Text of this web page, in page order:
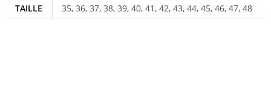
TAILLE 35, 36, 37, 38, 39, 40, 41, 42, 43, 44, 45, 46, 47, 48